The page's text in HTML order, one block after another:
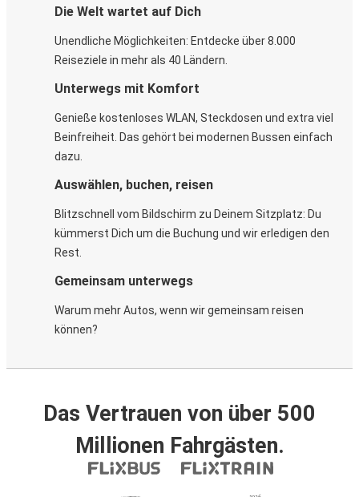
Die Welt wartet auf Dich
Unendliche Möglichkeiten: Entdecke über 8.000
Reiseziele in mehr als 40 Ländern.
Unterwegs mit Komfort
Genieße kostenloses WLAN, Steckdosen und extra viel
Beinfreiheit. Das gehört bei modernen Bussen einfach
dazu.
Auswählen, buchen, reisen
Blitzschnell vom Bildschirm zu Deinem Sitzplatz: Du
kümmerst Dich um die Buchung und wir erledigen den
Rest.
Gemeinsam unterwegs
Warum mehr Autos, wenn wir gemeinsam reisen
können?
Das Vertrauen von über 500
Millionen Fahrgästen.